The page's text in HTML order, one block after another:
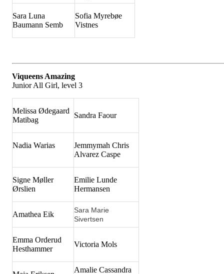
Sara Luna
Baumann Semb
Sofia Myrebøe
Vistnes
Viqueens Amazing
Junior All Girl, level 3
Melissa Ødegaard
Matibag
Sandra Faour
Nadia Warias
Jemmymah Chris
Alvarez Caspe
Signe Møller
Ørslien
Emilie Lunde
Hermansen
Amathea Eik
Sara Marie
Sivertsen
Emma Orderud
Hesthammer
Victoria Mols
Amalie Cassandra